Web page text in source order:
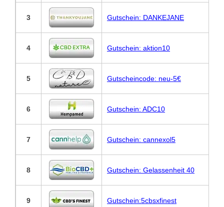
3 Gutschein: DANKEJANE
4 Gutschein: aktion10
5 Gutscheincode: neu-5€
6 Gutschein: ADC10
7 Gutschein: cannexol5
8 Gutschein: Gelassenheit 40
9 Gutschein:5cbsxfinest